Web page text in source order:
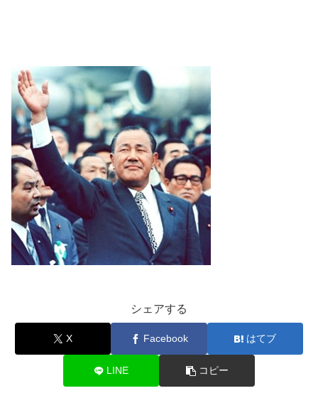
シェアする
X Facebook はてブ
LINE コピー